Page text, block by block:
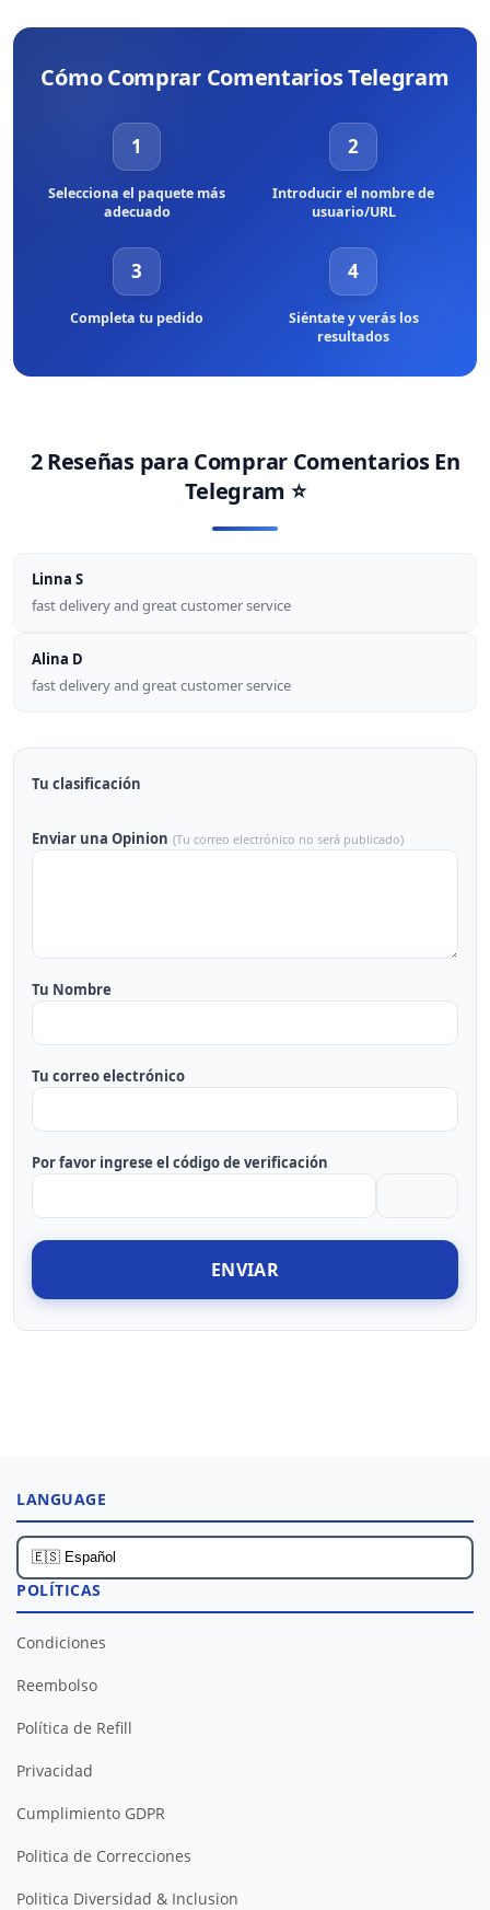
de los términos de servicio de la plataforma. Por lo tanto, nunca
prohibiciones o similares al elegir BuyCheapestFollowers como tu
Cómo Comprar Comentarios Telegram
1
Selecciona el paquete más
adecuado
2
Introducir el nombre de
usuario/URL
3
Completa tu pedido
4
Siéntate y verás los
resultados
2 Reseñas para Comprar Comentarios En
Telegram ⭐
Linna S
fast delivery and great customer service
Alina D
fast delivery and great customer service
Tu clasificación
Enviar una Opinion (Tu correo electrónico no será publicado)
Tu Nombre
Tu correo electrónico
Por favor ingrese el código de verificación
ENVIAR
LANGUAGE
POLÍTICAS
Condiciones
Reembolso
Política de Refill
Privacidad
Cumplimiento GDPR
Politica de Correcciones
Politica Diversidad & Inclusion